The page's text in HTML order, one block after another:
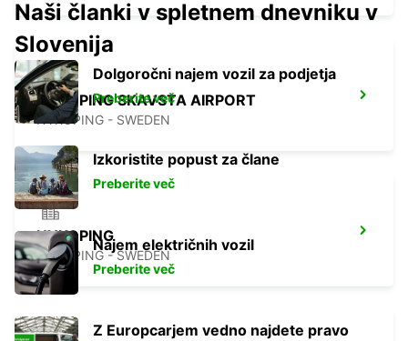
NYKOPING SKAVSTA AIRPORT
NYKOPING - SWEDEN
NYKOPING
NYKOPING - SWEDEN
Naši članki v spletnem dnevniku v
Slovenija
Dolgoročni najem vozil za podjetja
Preberite več
Izkoristite popust za člane
Preberite več
Najem električnih vozil
Preberite več
Z Europcarjem vedno najdete pravo